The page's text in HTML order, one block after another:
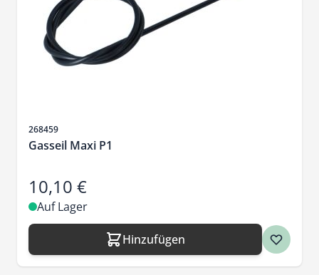
Artikelnr.
268459
Gasseil Maxi P1
10,10 €
Auf Lager
Hinzufügen